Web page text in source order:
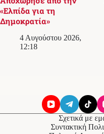
«Ελπίδα για τη
Δημοκρατία»
4 Αυγούστου 2026,
12:18
Σχετικά με
Συντακτική